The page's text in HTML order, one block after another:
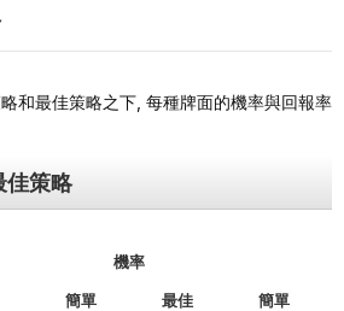
和最佳策略之下, 每種牌⾯的機率與回報率
佳策略
機率
簡單
最佳 簡單